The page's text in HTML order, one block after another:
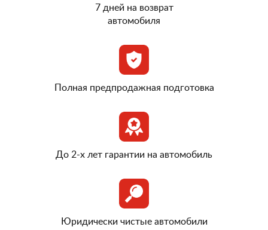
7 дней на возврат
автомобиля
Полная предпродажная подготовка
До 2-х лет гарантии на автомобиль
Юридически чистые автомобили